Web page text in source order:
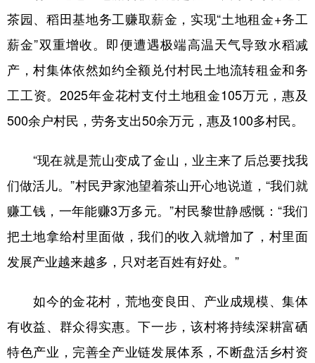
茶园、稻田基地务工赚取薪金，实现“土地租金+务工
薪金”双重增收。即便遭遇极端高温天气导致水稻减
产，村集体依然如约全额兑付村民土地流转租金和务
工工资。2025年金花村支付土地租金105万元，惠及
500余户村民，劳务支出50余万元，惠及100多村民。
“现在就是荒山变成了金山，业主来了后总要找我
们做活儿。”村民尹家池望着茶山开心地说道，“我们就
赚工钱，一年能赚3万多元。”村民黎世静感慨：“我们
把土地拿给村里面做，我们的收入就增加了，村里面
发展产业越来越多，只对老百姓有好处。”
如今的金花村，荒地变良田、产业成规模、集体
有收益、群众得实惠。下一步，该村将持续深耕富硒
特色产业，完善全产业链发展体系，不断盘活乡村资